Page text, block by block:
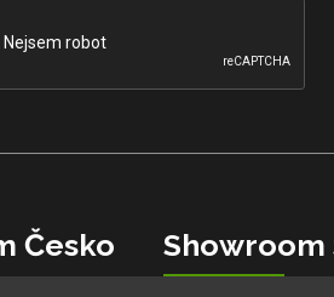
Česko Showroom